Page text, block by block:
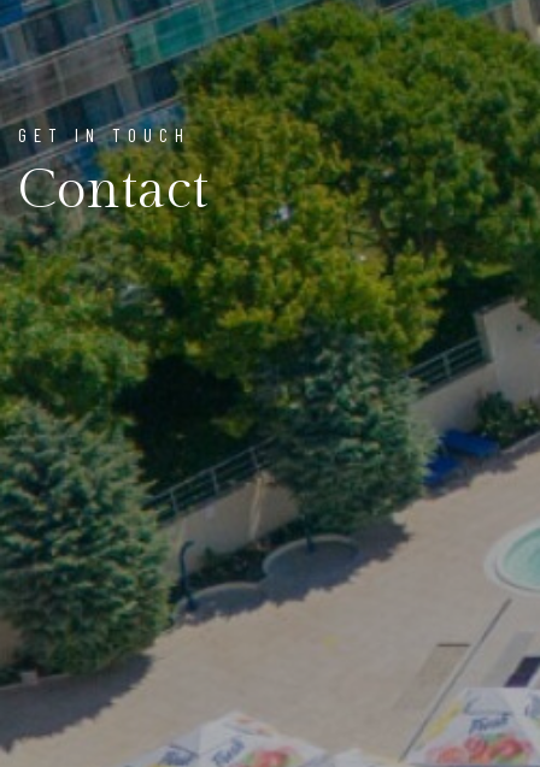
GET IN TOUCH
Contact